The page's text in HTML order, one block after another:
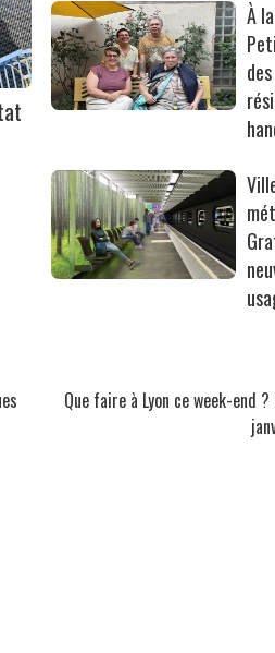
À
Que faire à Lyon ce week-end